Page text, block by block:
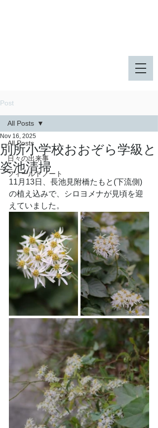
Post
All Posts
日々の出来事
フィールドノート
All Posts
別所小学校おおぞら学級と
姿池清掃
Nov 16, 2025
11月13日、長池見附橋たもと(下流側)
の植え込みで、シロヨメナが見頃を迎
えていました。